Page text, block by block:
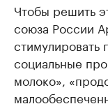
Чтобы решить
союза России
стимулировать
социальные
молоко»,